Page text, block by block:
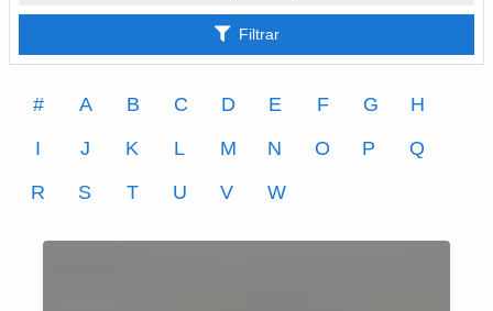
Filtrar
# A B C D E F G
H
I
J K L M N O P
Q
R
S T U V W